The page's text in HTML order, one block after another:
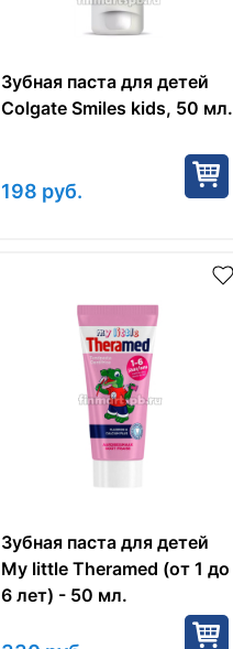
Зубная паста для детей
Colgate Smiles kids, 50 мл.
198 руб.
Зубная паста для детей
My little Theramed (от 1 до
6 лет) - 50 мл.